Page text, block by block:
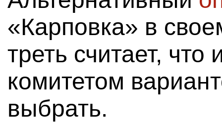
«Карповка» в
треть считает,
комитетом
выбрать.